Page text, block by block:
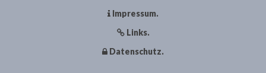
Impressum
Links
Datenschutz